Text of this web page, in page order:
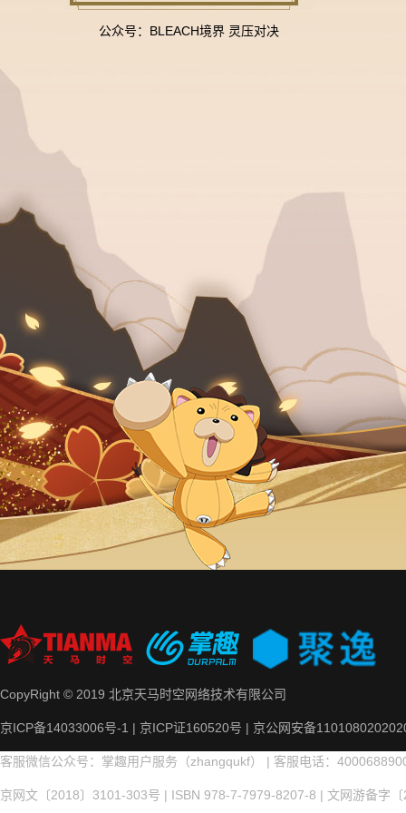
公众号：BLEACH境界 灵压对决
CopyRight © 2019 北京天马时空网络技术有限公司
京ICP备14033006号-1 | 京ICP证160520号 | 京公网安备
客服微信公众号：掌趣用户服务（zhangqukf） | 客服电话：
京网文〔2018〕3101-303号 | ISBN 978-7-7979-8207-8 | 文网游备字